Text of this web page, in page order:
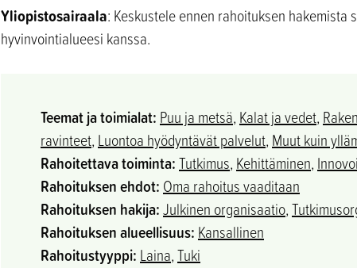
Yliopistosairaala: Keskustele ennen rahoituksen
hyvinvointialueesi kanssa.
Teemat ja toimialat: Puu ja metsä, Kalat ja vedet,
ravinteet, Luontoa hyödyntävät palvelut, Muut kuin
Rahoitettava toiminta:Tutkimus, Kehittäminen,
Rahoituksen ehdot: Oma rahoitus vaaditaan
Rahoituksen hakija:Julkinen organisaatio,
Rahoituksen alueellisuus: Kansallinen
Rahoitustyyppi: Laina,Tuki